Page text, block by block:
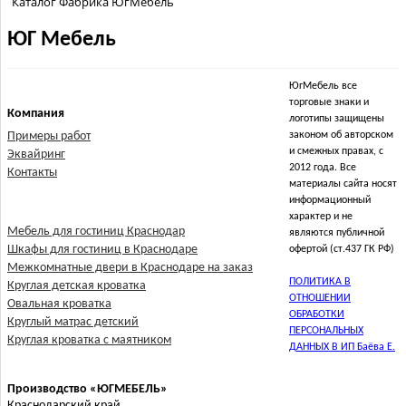
ЮГ Мебель
Компания
Примеры работ
Эквайринг
Контакты
Мебель для гостиниц Краснодар
Шкафы для гостиниц в Краснодаре
Межкомнатные двери в Краснодаре на заказ
Круглая детская кроватка
Овальная кроватка
Круглый матрас детский
Круглая кроватка с маятником
Производство «ЮГМЕБЕЛЬ»
ЮгМебель все
торговые знаки и
логотипы защищены
законом об авторском
и смежных правах, с
2012 года. Все
материалы сайта носят
информационный
характер и не
являются публичной
офертой (ст.437 ГК РФ)
ПОЛИТИКА В
ОТНОШЕНИИ
ОБРАБОТКИ
ПЕРСОНАЛЬНЫХ
ДАННЫХ В ИП Баёва Е.